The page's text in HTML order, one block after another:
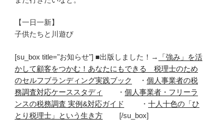
【一日一新】
子供たちと川遊び
[su_box title="お知らせ"] ■出版しました！→
「強み」を活
かして顧客をつかむ！あなたにもできる 税理士のため
のセルフブランディング実践ブック
・ 個人事業者の税
務調査対応ケーススタディ
・ 個人事業者・フリーラ
ンスの税務調査 実例&対応ガイド
・ 十人十色の「ひ
とり税理士」という生き方 [/su_box]